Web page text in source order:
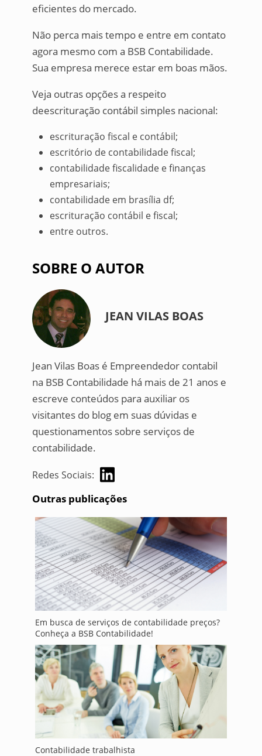
eficientes do mercado.
Não perca mais tempo e entre em contato
agora mesmo com a BSB Contabilidade.
Sua empresa merece estar em boas mãos.
Veja outras opções a respeito
deescrituração contábil simples nacional:
escrituração fiscal e contábil;
escritório de contabilidade fiscal;
contabilidade fiscalidade e finanças
empresariais;
contabilidade em brasília df;
escrituração contábil e fiscal;
entre outros.
SOBRE O AUTOR
JEAN VILAS BOAS
Jean Vilas Boas é Empreendedor contabil
na BSB Contabilidade há mais de 21 anos e
escreve conteúdos para auxiliar os
visitantes do blog em suas dúvidas e
questionamentos sobre serviços de
contabilidade.
Redes Sociais:
Outras publicações
Em busca de serviços de contabilidade preços?
Conheça a BSB Contabilidade!
Contabilidade trabalhista